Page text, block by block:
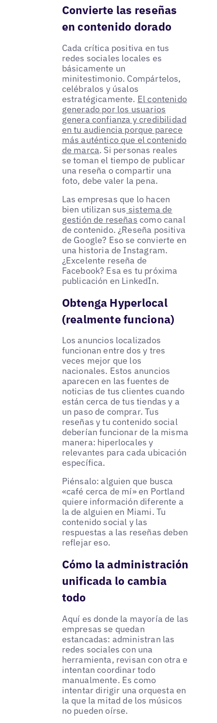
Convierte las reseñas
en contenido dorado
Cada crítica positiva en tus
redes sociales locales es
básicamente un
minitestimonio. Compártelos,
celébralos y úsalos
estratégicamente. El contenido
generado por los usuarios
genera confianza y credibilidad
en tu audiencia porque parece
más auténtico que el contenido
de marca. Si personas reales
se toman el tiempo de publicar
una reseña o compartir una
foto, debe valer la pena.
Las empresas que lo hacen
bien utilizan sus sistema de
gestión de reseñas como canal
de contenido. ¿Reseña positiva
de Google? Eso se convierte en
una historia de Instagram.
¿Excelente reseña de
Facebook? Esa es tu próxima
publicación en LinkedIn.
Obtenga Hyperlocal
(realmente funciona)
Los anuncios localizados
funcionan entre dos y tres
veces mejor que los
nacionales. Estos anuncios
aparecen en las fuentes de
noticias de tus clientes cuando
están cerca de tus tiendas y a
un paso de comprar. Tus
reseñas y tu contenido social
deberían funcionar de la misma
manera: hiperlocales y
relevantes para cada ubicación
específica.
Piénsalo: alguien que busca
«café cerca de mí» en Portland
quiere información diferente a
la de alguien en Miami. Tu
contenido social y las
respuestas a las reseñas deben
reflejar eso.
Cómo la administración
unificada lo cambia
todo
Aquí es donde la mayoría de las
empresas se quedan
estancadas: administran las
redes sociales con una
herramienta, revisan con otra e
intentan coordinar todo
manualmente. Es como
intentar dirigir una orquesta en
la que la mitad de los músicos
no pueden oírse.